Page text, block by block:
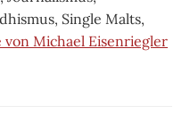
Single Malts,
von Michael Eisenriegler